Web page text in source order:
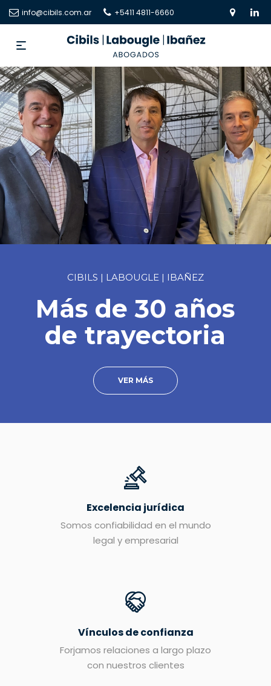
info@cibils.com.ar +5411 4811-6660
VER MÁS
CIBILS | LABOUGLE | IBAÑEZ
Más de 30 años
de trayectoria
Excelencia jurídica
Somos confiabilidad en el mundo
legal y empresarial
Vínculos de confianza
Forjamos relaciones a largo plazo
con nuestros clientes